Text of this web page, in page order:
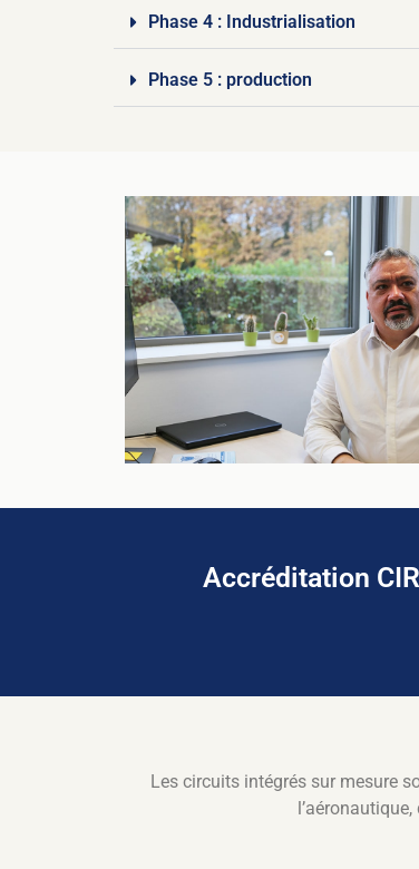
Phase 4 : Industrialisation
Phase 5 : production
Accréditation
Les circuits intégrés sur mesure